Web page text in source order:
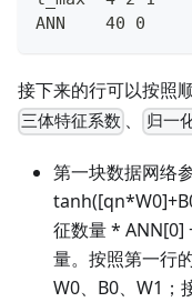
ANN    40 0
接下来的行可以按照
三体特征系数 、 归一
第一块数据网络
征数量 * ANN[0]
量。按照第一行
W0、B0、W1；